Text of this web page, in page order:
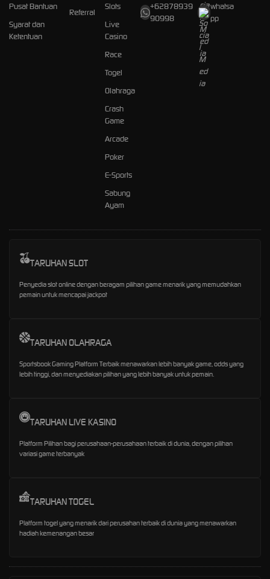
Pusat Bantuan
Syarat dan
Ketentuan
Referral
Slots
Live
Casino
Race
Togel
Olahraga
Crash
Game
Arcade
Poker
E-Sports
Sabung
Ayam
+62878939
90998
whatsa
pp
TARUHAN SLOT
Penyedia slot online dengan beragam pilihan game menarik yang memudahkan
pemain untuk mencapai jackpot
TARUHAN OLAHRAGA
Sportsbook Gaming Platform Terbaik menawarkan lebih banyak game, odds yang
lebih tinggi, dan menyediakan pilihan yang lebih banyak untuk pemain.
TARUHAN LIVE KASINO
Platform Pilihan bagi perusahaan-perusahaan terbaik di dunia, dengan pilihan
variasi game terbanyak
TARUHAN TOGEL
Platform togel yang menarik dari perusahan terbaik di dunia yang menawarkan
hadiah kemenangan besar